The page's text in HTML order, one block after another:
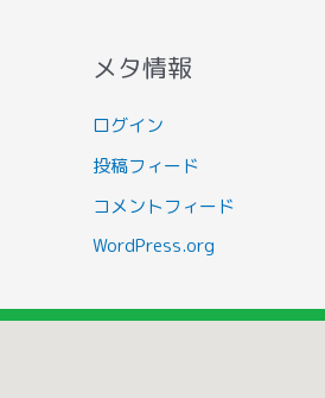
メタ情報
ログイン
投稿フィード
コメントフィード
WordPress.org